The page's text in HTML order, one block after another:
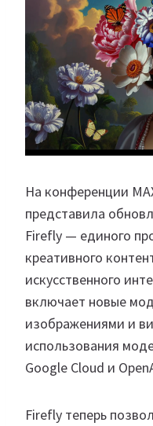
На конференции
представила
Firefly — единого
креативного
искусственного
включает новые
изображениями и
использования
Google Cloud и
Firefly теперь